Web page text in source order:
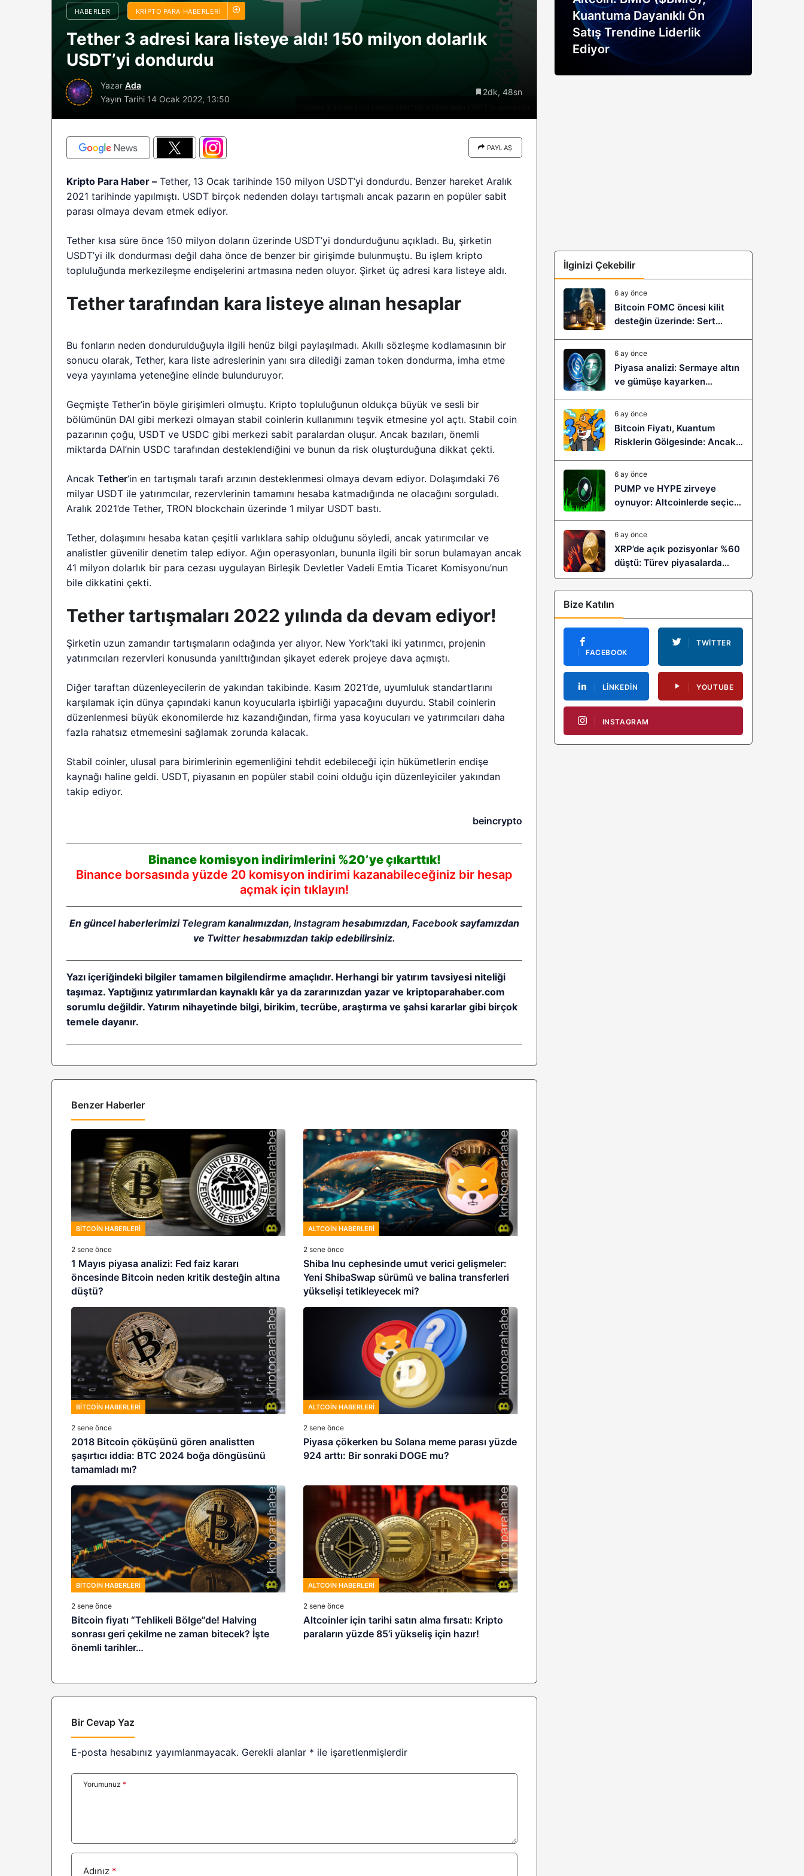
HABERLER KRIPTO PARA HABERLERI
Tether 3 adresi kara listeye aldı! 150 milyon dolarlık
USDT’yi dondurdu
Yazar Ada
Yayın Tarihi 14 Ocak 2022, 13:50
2dk, 48sn
PAYLAŞ
Kripto Para Haber – Tether, 13 Ocak tarihinde 150 milyon USDT’yi dondurdu. Benzer hareket Aralık
2021 tarihinde yapılmıştı. USDT birçok nedenden dolayı tartışmalı ancak pazarın en popüler sabit
parası olmaya devam etmek ediyor.
Tether kısa süre önce 150 milyon doların üzerinde USDT’yi dondurduğunu açıkladı. Bu, şirketin
USDT’yi ilk dondurması değil daha önce de benzer bir girişimde bulunmuştu. Bu işlem kripto
topluluğunda merkezileşme endişelerini artmasına neden oluyor. Şirket üç adresi kara listeye aldı.
Tether tarafından kara listeye alınan hesaplar
Bu fonların neden dondurulduğuyla ilgili henüz bilgi paylaşılmadı. Akıllı sözleşme kodlamasının bir
sonucu olarak, Tether, kara liste adreslerinin yanı sıra dilediği zaman token dondurma, imha etme
veya yayınlama yeteneğine elinde bulunduruyor.
Geçmişte Tether’in böyle girişimleri olmuştu. Kripto topluluğunun oldukça büyük ve sesli bir
bölümünün DAI gibi merkezi olmayan stabil coinlerin kullanımını teşvik etmesine yol açtı. Stabil coin
pazarının çoğu, USDT ve USDC gibi merkezi sabit paralardan oluşur. Ancak bazıları, önemli
miktarda DAI’nin USDC tarafından desteklendiğini ve bunun da risk oluşturduğuna dikkat çekti.
AncakTether‘in en tartışmalı tarafı arzının desteklenmesi olmaya devam ediyor. Dolaşımdaki 76
milyar USDT ile yatırımcılar, rezervlerinin tamamını hesaba katmadığında ne olacağını sorguladı.
Aralık 2021’de Tether, TRON blockchain üzerinde 1 milyar USDT bastı.
Tether, dolaşımını hesaba katan çeşitli varlıklara sahip olduğunu söyledi, ancak yatırımcılar ve
analistler güvenilir denetim talep ediyor. Ağın operasyonları, bununla ilgili bir sorun bulamayan ancak
41 milyon dolarlık bir para cezası uygulayan Birleşik Devletler Vadeli Emtia Ticaret Komisyonu’nun
bile dikkatini çekti.
Tether tartışmaları 2022 yılında da devam ediyor!
Şirketin uzun zamandır tartışmaların odağında yer alıyor. New York’taki iki yatırımcı, projenin
yatırımcıları rezervleri konusunda yanılttığından şikayet ederek projeye dava açmıştı.
Diğer taraftan düzenleyecilerin de yakından takibinde. Kasım 2021’de, uyumluluk standartlarını
karşılamak için dünya çapındaki kanun koyucularla işbirliği yapacağını duyurdu. Stabil coinlerin
düzenlenmesi büyük ekonomilerde hız kazandığından, firma yasa koyucuları ve yatırımcıları daha
fazla rahatsız etmemesini sağlamak zorunda kalacak.
Stabil coinler, ulusal para birimlerinin egemenliğini tehdit edebileceği için hükümetlerin endişe
kaynağı haline geldi. USDT, piyasanın en popüler stabil coini olduğu için düzenleyiciler yakından
takip ediyor.
beincrypto
Binance komisyon indirimlerini %20’ye çıkarttık!
Binance borsasında yüzde 20 komisyon indirimi kazanabileceğiniz bir hesap
açmak için tıklayın!
En güncel haberlerimizi Telegramkanalımızdan,Instagram hesabımızdan,Facebooksayfamızdan
ve Twitterhesabımızdan takip edebilirsiniz.
Yazı içeriğindeki bilgiler tamamen bilgilendirme amaçlıdır. Herhangi bir yatırım tavsiyesi niteliği
taşımaz. Yaptığınız yatırımlardan kaynaklı kâr ya da zararınızdan yazar ve kriptoparahaber.com
sorumlu değildir. Yatırım nihayetinde bilgi, birikim, tecrübe, araştırma ve şahsi kararlar gibi birçok
temele dayanır.
Benzer Haberler
BITCOIN HABERLERI
2 sene önce
1 Mayıs piyasa analizi: Fed faiz kararı
öncesinde Bitcoin neden kritik desteğin altına
düştü?
ALTCOIN HABERLERI
2 sene önce
Shiba Inu cephesinde umut verici gelişmeler:
Yeni ShibaSwap sürümü ve balina transferleri
yükselişi tetikleyecek mi?
BITCOIN HABERLERI
2 sene önce
2018 Bitcoin çöküşünü gören analistten
şaşırtıcı iddia: BTC 2024 boğa döngüsünü
tamamladı mı?
ALTCOIN HABERLERI
2 sene önce
Piyasa çökerken bu Solana meme parası yüzde
924 arttı: Bir sonraki DOGE mu?
BITCOIN HABERLERI
2 sene önce
Bitcoin fiyatı “Tehlikeli Bölge”de! Halving
sonrası geri çekilme ne zaman bitecek? İşte
önemli tarihler…
ALTCOIN HABERLERI
2 sene önce
Altcoinler için tarihi satın alma fırsatı: Kripto
paraların yüzde 85’i yükseliş için hazır!
Bir Cevap Yaz
E-posta hesabınız yayımlanmayacak. Gerekli alanlar * ile işaretlenmişlerdir
Yorumunuz *
Adınız *
sürüyor: Analistlere göre
2026 BTC çöküşü neden
sınırlı kalabilir?
Riski: Uzun Vadeli HYPER
Boğaları 31,1 Milyon Dolarlık
Birikim Yapıyor
Kuantuma Dayanıklı Ön
Satış Trendine Liderlik
Ediyor
İlginizi Çekebilir
6 ay önce
Bitcoin FOMC öncesi kilit
desteğin üzerinde: Sert
geliyor?
6 ay önce
Piyasa analizi: Sermaye altın
ve gümüşe kayarken
6 ay önce
Bitcoin Fiyatı, Kuantum
Risklerin Gölgesinde: Ancak
Sıçramaya Yaşayabilir!
6 ay önce
PUMP ve HYPE zirveye
oynuyor: Altcoinlerde seçici
6 ay önce
XRP’de açık pozisyonlar %60
düştü: Türev piyasalarda
kaldıraç temizliği yeni bir
trendin habercisi mi?
Bize Katılın
FACEBOOK
TWITTER
LINKEDIN YOUTUBE
INSTAGRAM